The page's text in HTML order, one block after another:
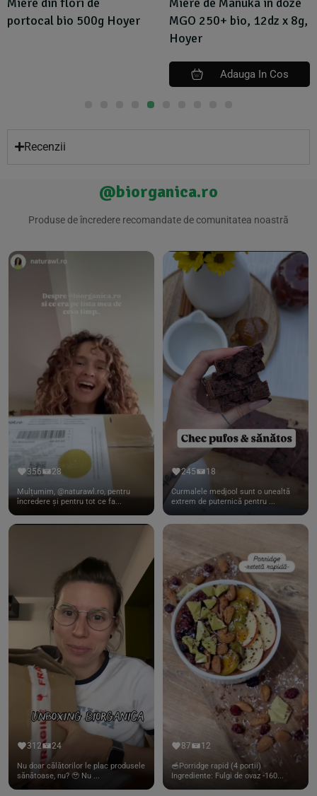
portocal bio 500g Hoyer
MGO 250+ bio, 12dz x 8g,
Hoyer
Adauga In Cos
Recenzii
@biorganica.ro
Produse de încredere recomandate de comunitatea noastră
356 28
Mulțumim, @naturawl.ro, pentru
încredere și pentru tot ce fa...
245 18
Curmalele medjool sunt o unealtă
extrem de puternică pentru ...
312 24
Nu doar călătorilor le plac produsele
sănătoase, nu? 🥹 Nu ...
87 12
🥣Porridge rapid (4 portii)
Ingrediente: Fulgi de ovaz -160...